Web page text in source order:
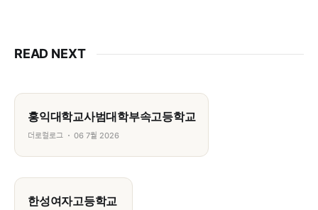
READ NEXT
홍익대학교사범대학부속고등학교
더로컬로그 06 7월 2026
한성여자고등학교